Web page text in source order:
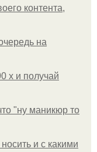
контента,
на
х и получай
"ну маникюр то
и с какими